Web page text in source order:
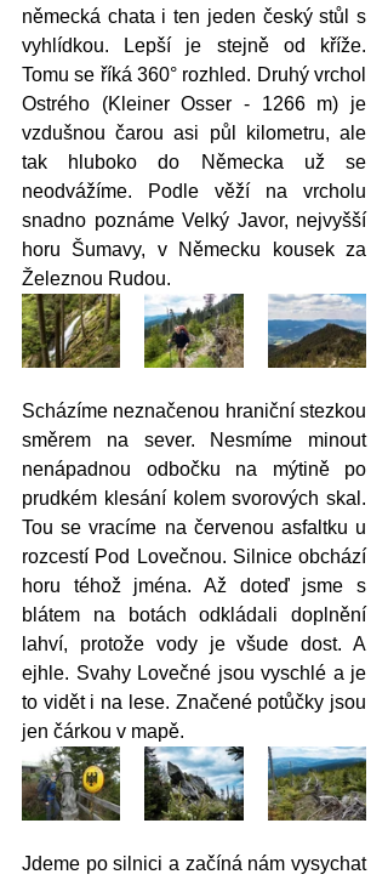
německá chata i ten jeden český stůl s
vyhlídkou. Lepší je stejně od kříže.
Tomu se říká 360° rozhled. Druhý vrchol
Ostrého (Kleiner Osser - 1266 m) je
vzdušnou čarou asi půl kilometru, ale
tak hluboko do Německa už se
neodvážíme. Podle věží na vrcholu
snadno poznáme Velký Javor, nejvyšší
horu Šumavy, v Německu kousek za
Železnou Rudou.
Scházíme neznačenou hraniční stezkou
směrem na sever. Nesmíme minout
nenápadnou odbočku na mýtině po
prudkém klesání kolem svorových skal.
Tou se vracíme na červenou asfaltku u
rozcestí Pod Lovečnou. Silnice obchází
horu téhož jména. Až doteď jsme s
blátem na botách odkládali doplnění
lahví, protože vody je všude dost. A
ejhle. Svahy Lovečné jsou vyschlé a je
to vidět i na lese. Značené potůčky jsou
jen čárkou v mapě.
Jdeme po silnici a začíná nám vysychat